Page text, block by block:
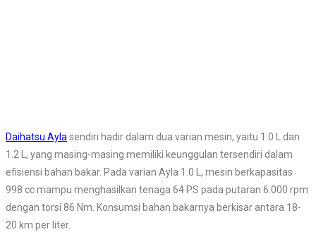
Daihatsu Aylasendiri hadir dalam dua varian mesin, yaitu 1.0 L dan
1.2 L, yang masing-masing memiliki keunggulan tersendiri dalam
efisiensi bahan bakar. Pada varian Ayla 1.0 L, mesin berkapasitas
998 cc mampu menghasilkan tenaga 64 PS pada putaran 6.000 rpm
dengan torsi 86 Nm. Konsumsi bahan bakarnya berkisar antara 18-
20 km per liter.